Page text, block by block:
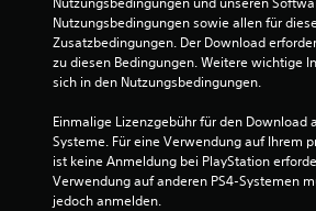
Nutzungsbedingungen sowie allen für
Zusatzbedingungen. Der Download
zu diesen Bedingungen. Weitere wichtige
sich in den Nutzungsbedingungen.
Einmalige Lizenzgebühr für den Download
Systeme. Für eine Verwendung auf Ihrem
ist keine Anmeldung bei PlayStation
Verwendung auf anderen PS4-Systemen
jedoch anmelden.